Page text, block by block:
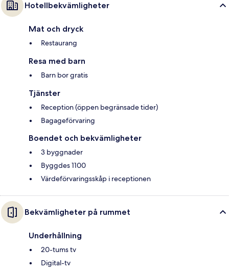
Hotellbekvämligheter
Mat och dryck
Restaurang
Resa med barn
Barn bor gratis
Tjänster
Reception (öppen begränsade tider)
Bagageförvaring
Boendet och bekvämligheter
3 byggnader
Byggdes 1100
Värdeförvaringsskåp i receptionen
Bekvämligheter på rummet
Underhållning
20-tums tv
Digital-tv